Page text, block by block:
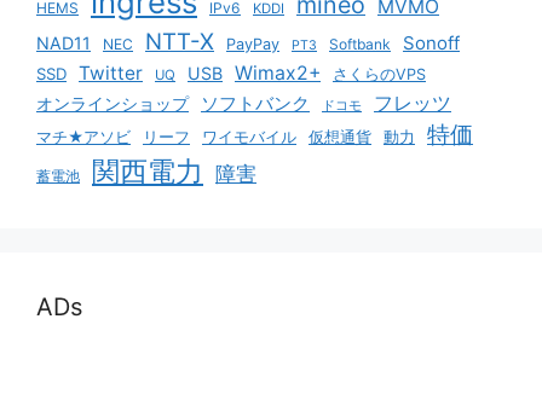
HEMS IPv6 KDDI MVMO
NAD11 NEC NTT-X PayPay PT3 Softbank Sonoff
SSD Twitter UQ USB Wimax2+ さくらのVPS
オンラインショップ ソフトバンク ドコモ フレッツ
マチ★アソビ リーフ ワイモバイル 仮想通貨 動力 特価
蓄電池 関西電力 障害
ADs